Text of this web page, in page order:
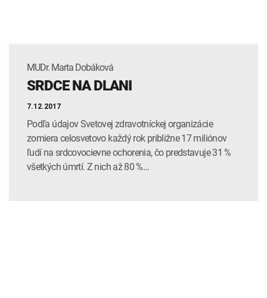
MUDr. Marta Dobáková
SRDCE NA DLANI
7.12.2017
Podľa údajov Svetovej zdravotníckej organizácie
zomiera celosvetovo každý rok približne 17 miliónov
ľudí na srdcovocievne ochorenia, čo predstavuje 31 %
všetkých úmrtí. Z nich až 80 %…